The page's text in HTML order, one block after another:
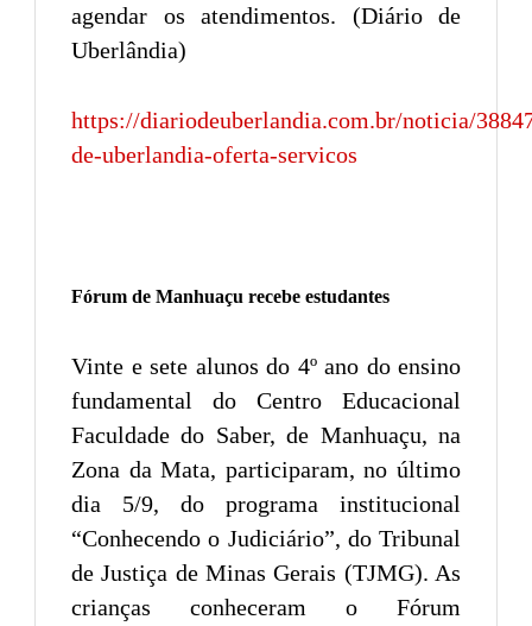
agendar os atendimentos. (Diário de
Uberlândia)
https://diariodeuberlandia.com.br/noticia/
de-uberlandia-oferta-servicos
Fórum de Manhuaçu recebe estudantes
Vinte e sete alunos do 4º ano do ensino
fundamental do Centro Educacional
Faculdade do Saber, de Manhuaçu, na
Zona da Mata, participaram, no último
dia 5/9, do programa institucional
“Conhecendo o Judiciário”, do Tribunal
de Justiça de Minas Gerais (TJMG). As
crianças conheceram o Fórum